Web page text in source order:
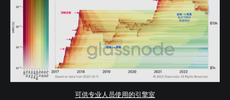
可供专业人员使用的引擎室